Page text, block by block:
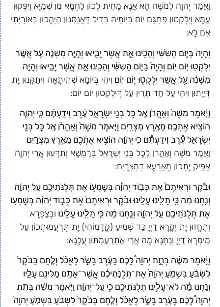
וַאֲמַר יְהוָה לְמֹשֶׁה הָא אֲנָא מָחֵית לְכוֹן לַחְמָא מִן שְׁמַיָּא וְיִפְּקוּן
עַמָּא וְיִלְקְטוּן פִּתְגַּם יוֹם בְּיוֹמֵיהּ בְּדִיל דַּאֲנַסִּנּוּן הַיְהָכוּן בְּאוֹרַיְתִי
אִם לָא:
וְהָיָה֙ בַּיּ֣וֹם הַשִּׁשִּׁ֔י וְהֵכִ֖ינוּ אֵ֣ת אֲשֶׁר יָבִ֑יאוּ וְהָיָ֣ה מִשְׁנֶ֔ה עַ֥ל אֲשֶֽׁר
יִלְקְט֖וּ י֥וֹם יֽוֹם׃ וְהָיָה֙ בַּיּ֣וֹם הַשִּׁשִּׁ֔י וְהֵכִ֖ינוּ אֵ֣ת אֲשֶׁר יָבִ֑יאוּ וְהָיָ֣ה
מִשְׁנֶ֔ה עַ֥ל אֲשֶֽׁר יִלְקְט֖וּ י֥וֹם יֽוֹם׃ וִיהֵי בְּיוֹמָא שְׁתִיתָאָה וִיתַקְּנוּן יָת
דְּיַיְתוּן וִיהֵי עַל חַד תְּרֵין עַל דְּיִלְקְטוּן יוֹם יוֹם:
וַיֹּ֤אמֶר מֹשֶׁה֙ וְאַהֲרֹ֔ן אֶֽל כׇּל בְּנֵ֖י יִשְׂרָאֵ֑ל עֶ֕רֶב וִֽידַעְתֶּ֕ם כִּ֧י יְהֹוָ֛ה
הוֹצִ֥יא אֶתְכֶ֖ם מֵאֶ֥רֶץ מִצְרָֽיִם׃ וַיֹּ֤אמֶר מֹשֶׁה֙ וְאַהֲרֹ֔ן אֶֽל כׇּל בְּנֵ֖י
יִשְׂרָאֵ֑ל עֶ֕רֶב וִֽידַעְתֶּ֕ם כִּ֧י יְהֹוָ֛ה הוֹצִ֥יא אֶתְכֶ֖ם מֵאֶ֥רֶץ מִצְרָֽיִם׃
וַאֲמַר מֹשֶׁה וְאַהֲרֹן לְכָל בְּנֵי יִשְרָאֵל בְּרַמְשָׁא וְתִדְּעוּן אֲרֵי יְהוָה
אַפֵּיק יָתְכוֹן מֵאַרְעָא דְמִצְרָיִם:
וּבֹ֗קֶר וּרְאִיתֶם֙ אֶת כְּב֣וֹד יְהֹוָ֔ה בְּשׇׁמְע֥וֹ אֶת תְּלֻנֹּתֵיכֶ֖ם עַל יְהֹוָ֑ה
וְנַ֣חְנוּ מָ֔ה כִּ֥י תַלִּ֖ינוּ עָלֵֽינוּ׃ וּבֹ֗קֶר וּרְאִיתֶם֙ אֶת כְּב֣וֹד יְהֹוָ֔ה בְּשׇׁמְע֥וֹ
אֶת תְּלֻנֹּתֵיכֶ֖ם עַל יְהֹוָ֑ה וְנַ֣חְנוּ מָ֔ה כִּ֥י תַלִּ֖ינוּ עָלֵֽינוּ׃וּבְצַפְרָא
וְתֶחֱזוּן יָת יְקָרָא דַיְיָ כַּד שְׁמִיעַ (קֳדָמוֹהִי) יָת תֻּרְעֲמוּתְכוֹן עַל
מֵימְרָא דַיְיָ וְנַחְנָא מָה אֲרֵי אַתְרַעַמְתּוּן עֲלָנָא:
וַיֹּ֣אמֶר מֹשֶׁ֗ה בְּתֵ֣ת יְהֹוָה֩ לָכֶ֨ם בָּעֶ֜רֶב בָּשָׂ֣ר לֶאֱכֹ֗ל וְלֶ֤חֶם בַּבֹּ֙קֶר֙
לִשְׂבֹּ֔עַ בִּשְׁמֹ֤עַ יְהֹוָה֙ אֶת־תְּלֻנֹּ֣תֵיכֶ֔ם אֲשֶׁר־אַתֶּ֥ם מַלִּינִ֖ם עָלָ֑יו
וְנַ֣חְנוּ מָ֔ה לֹא־עָלֵ֥ינוּ תְלֻנֹּתֵיכֶ֖ם כִּ֥י עַל־יְהֹוָֽה׃ וַיֹּ֣אמֶר מֹשֶׁ֗ה בְּתֵ֣ת
יְהֹוָה֩ לָכֶ֨ם בָּעֶ֜רֶב בָּשָׂ֣ר לֶאֱכֹ֗ל וְלֶ֤חֶם בַּבֹּ֙קֶר֙ לִשְׂבֹּ֔עַ בִּשְׁמֹ֤עַ יְהֹוָה֙